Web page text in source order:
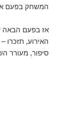
המשחק בפעם
אז בפעם הבאה
האירוע, תזכרו
סיפור, מעורר